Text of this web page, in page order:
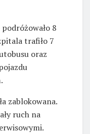
8
trafiło 7
oraz
zablokowana.
ruch na